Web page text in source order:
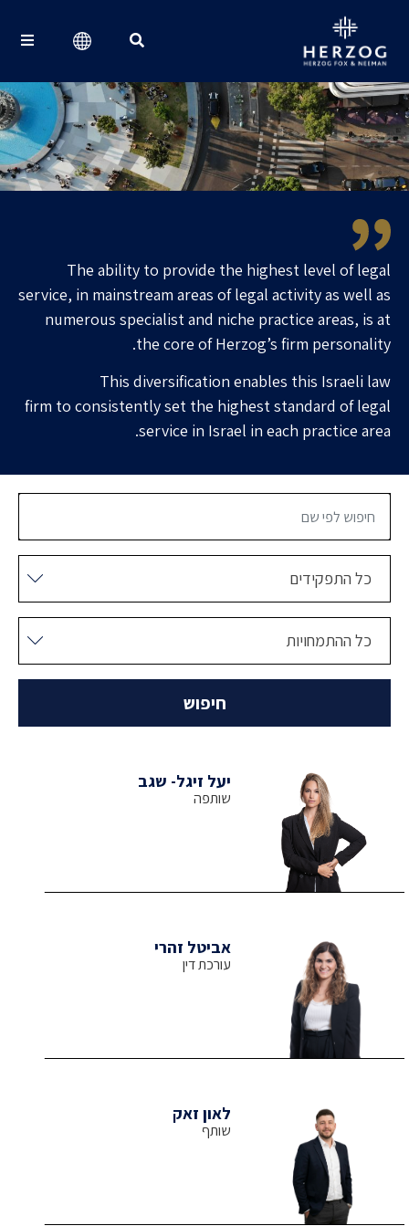
The ability to provide the highest level of legal
service, in mainstream areas of legal activity as well as
numerous specialist and niche practice areas, is at
the core of Herzog’s firm personality.
This diversification enables this Israeli law
firm to consistently set the highest standard of legal
service in Israel in each practice area.
כל התפקידים
כל ההתמחויות
כל
חיפוש
יעל זיגל- שגב
שותפה
אביטל זהרי
עורכת דין
לאון זאק
שותף